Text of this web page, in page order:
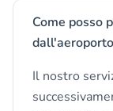
Come posso
Il nostro